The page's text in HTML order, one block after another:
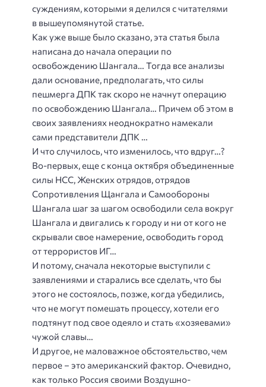
суждениям, которыми я делился с читателями
в вышеупомянутой статье.
Как уже выше было сказано, эта статья была
написана до начала операции по
освобождению Шангала… Тогда все анализы
дали основание, предполагать, что силы
пешмерга ДПК так скоро не начнут операцию
по освобождению Шангала… Причем об этом в
своих заявлениях неоднократно намекали
сами представители ДПК …
И что случилось, что изменилось, что вдруг…?
Во-первых, еще с конца октября объединенные
силы НСС, Женских отрядов, отрядов
Сопротивления Щангала и Самообороны
Шангала шаг за шагом освободили села вокруг
Шангала и двигались к городу и ни от кого не
скрывали свое намерение, освободить город
от террористов ИГ…
И потому, сначала некоторые выступили с
заявлениями и старались все сделать, что бы
этого не состоялось, позже, когда убедились,
что не могут помешать процессу, хотели его
подтянут под свое одеяло и стать «хозяевами»
чужой славы…
И другое, не маловажное обстоятельство, чем
первое – это американский фактор. Очевидно,
как только Россия своими Воздушно-